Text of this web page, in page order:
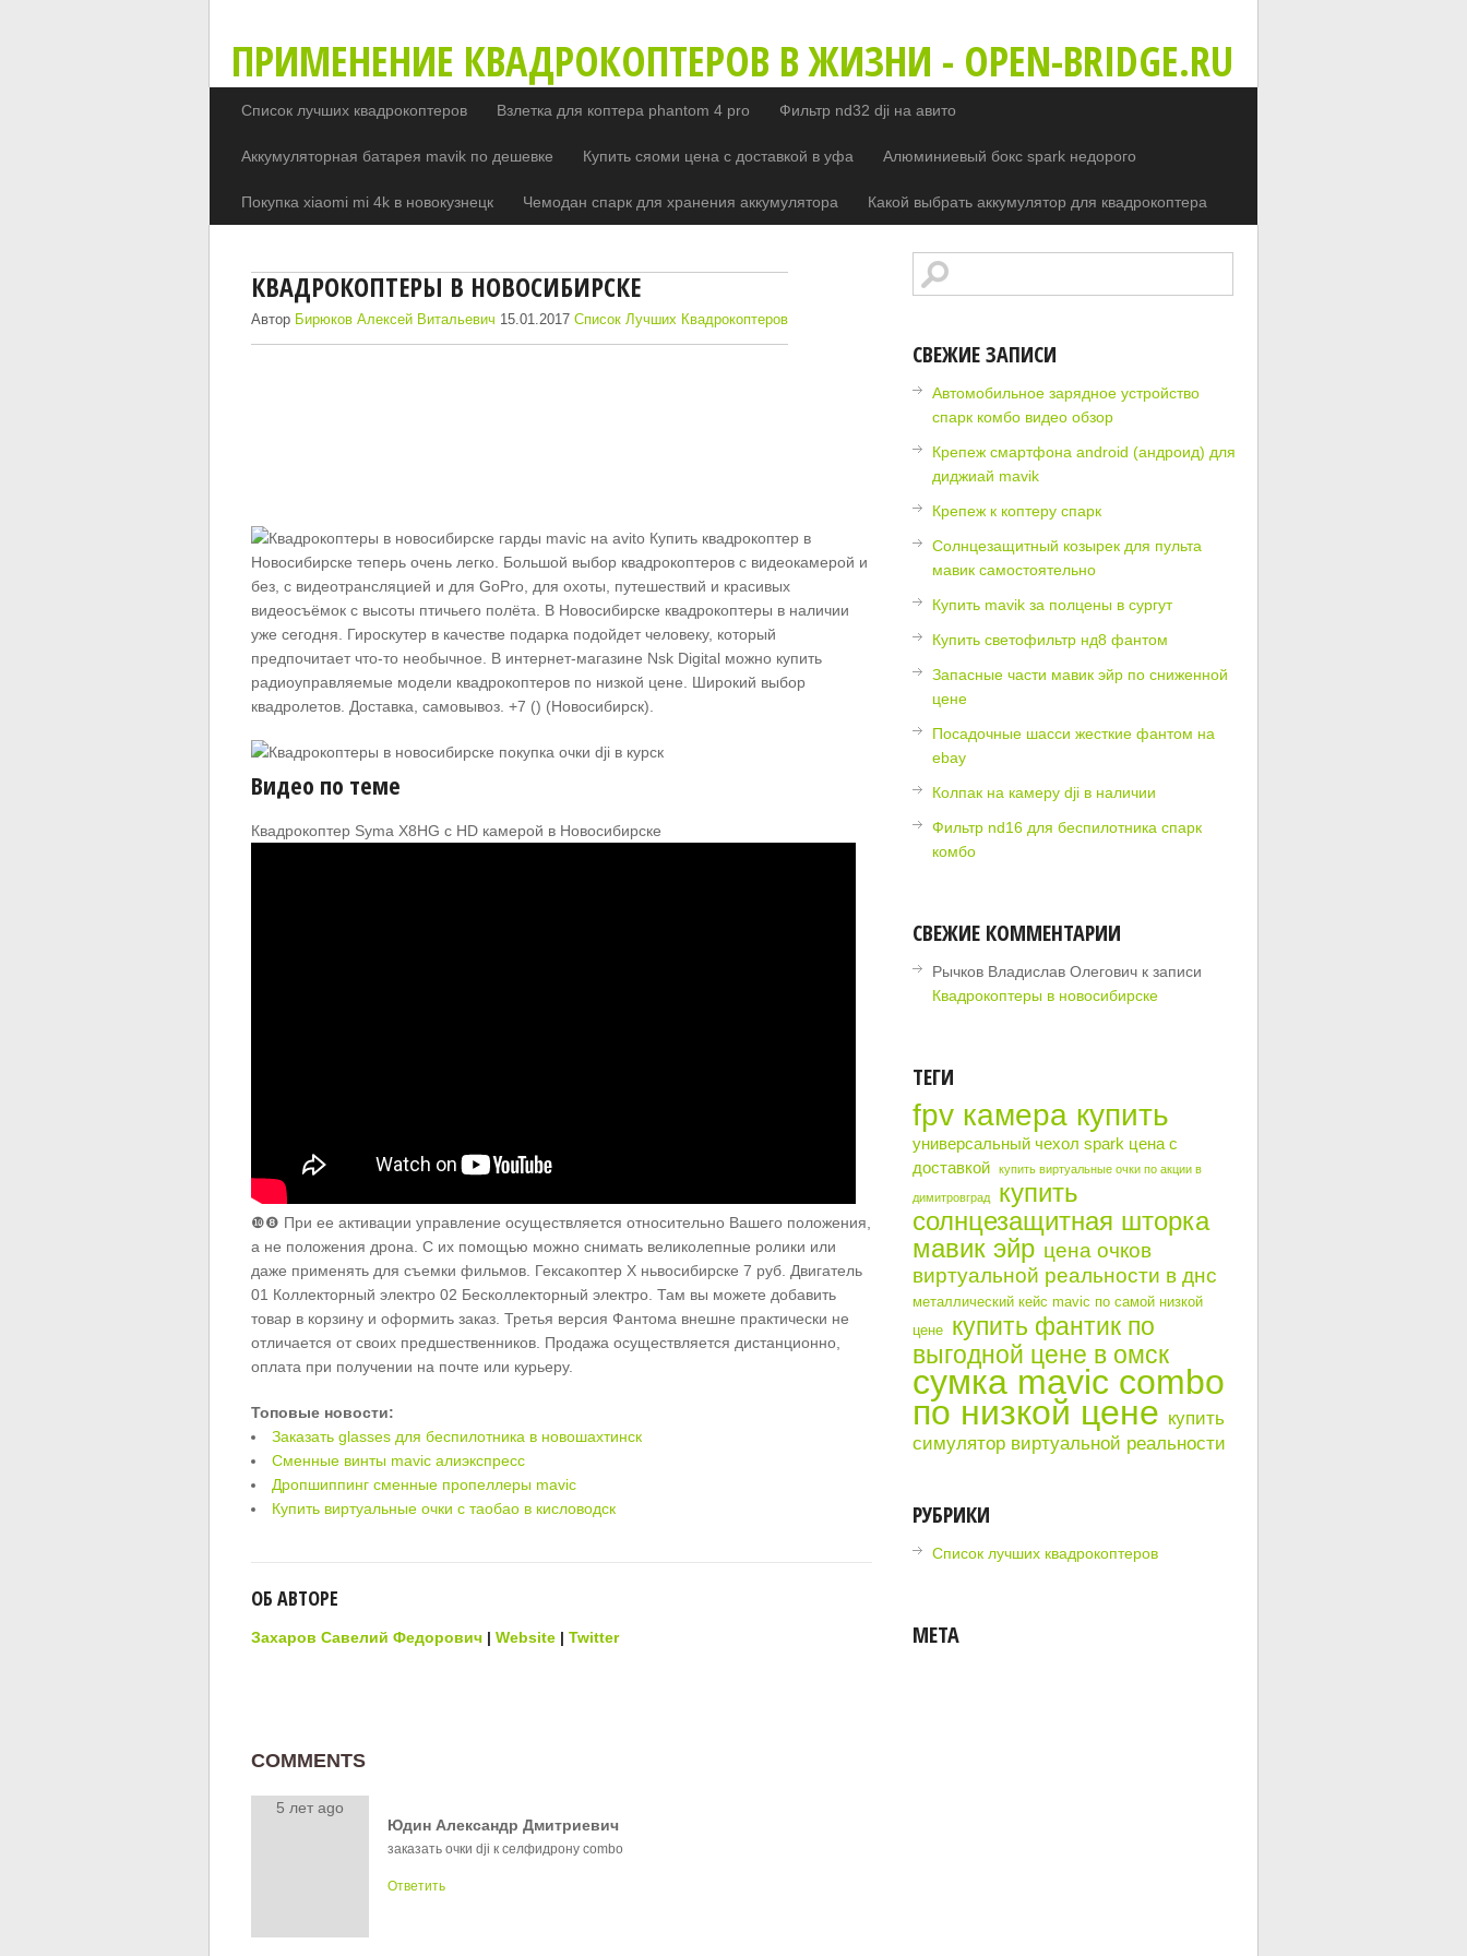
ПРИМЕНЕНИЕ КВАДРОКОПТЕРОВ В ЖИЗНИ - OPEN-BRIDGE.RU
Список лучших квадрокоптеров Взлетка для коптера phantom 4 pro Фильтр nd32 dji на авито
Аккумуляторная батарея mavik по дешевке Купить сяоми цена с доставкой в уфа Алюминиевый бокс spark недорого
Покупка xiaomi mi 4k в новокузнецк Чемодан спарк для хранения аккумулятора Какой выбрать аккумулятор для квадрокоптера
КВАДРОКОПТЕРЫ В НОВОСИБИРСКЕ
Автор Бирюков Алексей Витальевич 15.01.2017Список Лучших Квадрокоптеров
Купить квадрокоптер в
Новосибирске теперь очень легко. Большой выбор квадрокоптеров с видеокамерой и
без, с видеотрансляцией и для GoPro, для охоты, путешествий и красивых
видеосъёмок с высоты птичьего полёта. В Новосибирске квадрокоптеры в наличии
уже сегодня. Гироскутер в качестве подарка подойдет человеку, который
предпочитает что-то необычное. В интернет-магазине Nsk Digital можно купить
радиоуправляемые модели квадрокоптеров по низкой цене. Широкий выбор
квадролетов. Доставка, самовывоз. +7 () (Новосибирск).
Видео по теме
Квадрокоптер Syma X8HG с HD камерой в Новосибирске
❿❽ При ее активации управление осуществляется относительно Вашего положения,
а не положения дрона. С их помощью можно снимать великолепные ролики или
даже применять для съемки фильмов. Гексакоптер X ньвосибирске 7 руб. Двигатель
01 Коллекторный электро 02 Бесколлекторный электро. Там вы можете добавить
товар в корзину и оформить заказ. Третья версия Фантома внешне практически не
отличается от своих предшественников. Продажа осуществляется дистанционно,
оплата при получении на почте или курьеру.
Топовые новости:
Заказать glasses для беспилотника в новошахтинск
Сменные винты mavic алиэкспресс
Дропшиппинг сменные пропеллеры mavic
Купить виртуальные очки с таобао в кисловодск
ОБ АВТОРЕ
Захаров Савелий Федорович |Website |Twitter
COMMENTS
5 лет ago
Юдин Александр Дмитриевич
заказать очки dji к селфидрону combo
Ответить
СВЕЖИЕ ЗАПИСИ
Автомобильное зарядное устройство
спарк комбо видео обзор
Крепеж смартфона android (андроид) для
диджиай mavik
Крепеж к коптеру спарк
Солнцезащитный козырек для пульта
мавик самостоятельно
Купить mavik за полцены в сургут
Купить светофильтр нд8 фантом
Запасные части мавик эйр по сниженной
цене
Посадочные шасси жесткие фантом на
ebay
Колпак на камеру dji в наличии
Фильтр nd16 для беспилотника спарк
комбо
СВЕЖИЕ КОММЕНТАРИИ
Рычков Владислав Олегович к записи
Квадрокоптеры в новосибирске
ТЕГИ
fpv камера купить
универсальный чехол spark цена с
доставкой
купить виртуальные очки по акции в
димитровград
купить
солнцезащитная шторка
мавик эйр цена очков
виртуальной реальности в днс
металлический кейс mavic по самой низкой
цене купить фантик по
выгодной цене в омск
сумка mavic combo
по низкой цене купить
симулятор виртуальной реальности
РУБРИКИ
Список лучших квадрокоптеров
МЕТА